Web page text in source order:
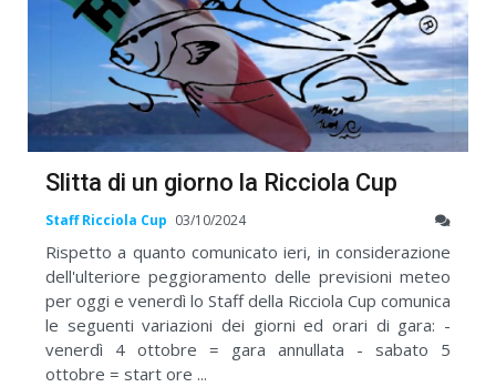
Slitta di un giorno la Ricciola Cup
Staff Ricciola Cup 03/10/2024
Rispetto a quanto comunicato ieri, in considerazione
dell'ulteriore peggioramento delle previsioni meteo
per oggi e venerdì lo Staff della Ricciola Cup comunica
le seguenti variazioni dei giorni ed orari di gara: -
venerdì 4 ottobre = gara annullata - sabato 5
ottobre = start ore ...